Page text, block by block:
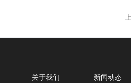
关于我们 新闻动态